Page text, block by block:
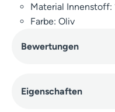
Material Innenstoff:
Farbe: Oliv
Bewertungen
Eigenschaften